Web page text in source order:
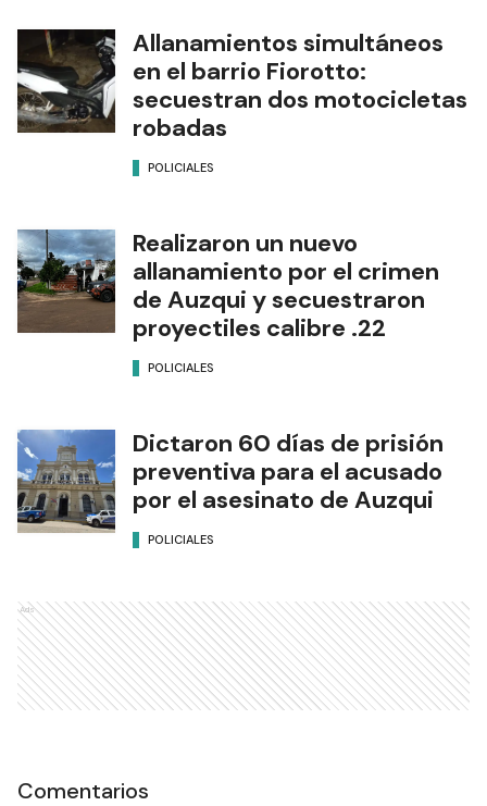
Allanamientos simultáneos
en el barrio Fiorotto:
secuestran dos motocicletas
robadas
POLICIALES
Realizaron un nuevo
allanamiento por el crimen
de Auzqui y secuestraron
proyectiles calibre .22
POLICIALES
Dictaron 60 días de prisión
preventiva para el acusado
por el asesinato de Auzqui
POLICIALES
Ads
Comentarios